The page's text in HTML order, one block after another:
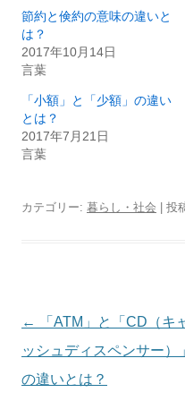
節約と倹約の意味の違いと
は？
2017年10月14日
言葉
「小額」と「少額」の違い
とは？
2017年7月21日
言葉
カテゴリー: 暮らし・社会 | 投
投
稿
ナ
←
「ATM」と「CD（キ
ッシュディスペンサー）」
の違いとは？